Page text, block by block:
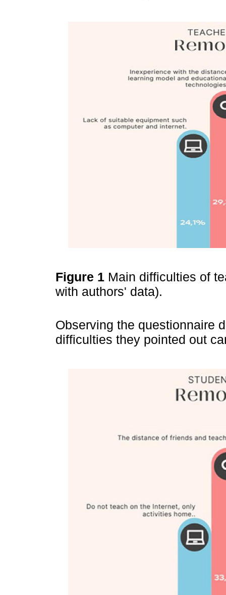
Figure 1 Main difficulties of
with authors' data).
Observing the questionnaire
difficulties they pointed out